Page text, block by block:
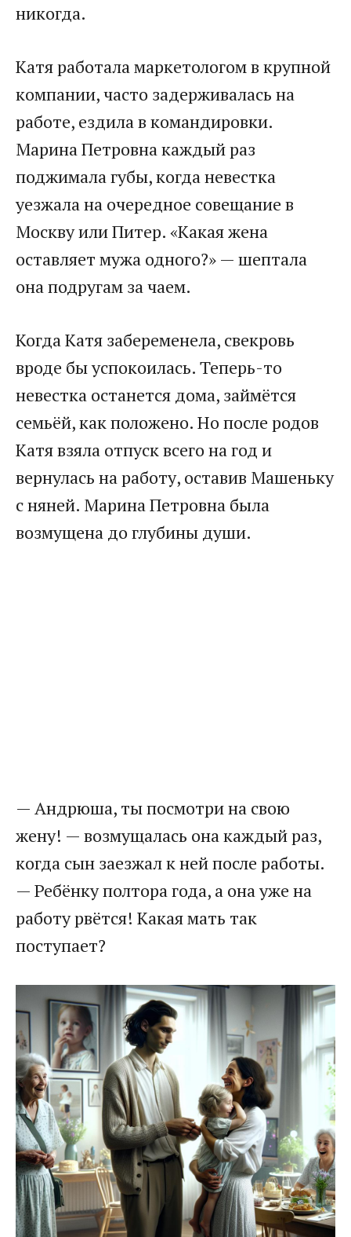
никогда.
Катя работала маркетологом в крупной
компании, часто задерживалась на
работе, ездила в командировки.
Марина Петровна каждый раз
поджимала губы, когда невестка
уезжала на очередное совещание в
Москву или Питер. «Какая жена
оставляет мужа одного?» — шептала
она подругам за чаем.
Когда Катя забеременела, свекровь
вроде бы успокоилась. Теперь-то
невестка останется дома, займётся
семьёй, как положено. Но после родов
Катя взяла отпуск всего на год и
вернулась на работу, оставив Машеньку
с няней. Марина Петровна была
возмущена до глубины души.
— Андрюша, ты посмотри на свою
жену! — возмущалась она каждый раз,
когда сын заезжал к ней после работы.
— Ребёнку полтора года, а она уже на
работу рвётся! Какая мать так
поступает?